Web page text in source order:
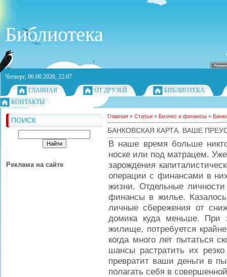
Библиотека
Четверг, 06.08.2026, 22:07
ГЛАВНАЯ
ОТ ДРУЗЕЙ
БИБЛИОТЕКА
КОНТАКТЫ
ПОИСК
Реклама на сайте
Главная » Статьи » Бизнес и финансы »
БАНКОВСКАЯ КАРТА. ВАШЕ
В наше время больше
носке или под матрацем.
зарождения
операции с финансами в
жизни. Отдельные
финансы в жилье.
личные сбережения от
домика куда меньше. При
жилище, потребуется
когда много лет пытаться
шансы растратить их
превратит ваши деньги в
полагать себя в